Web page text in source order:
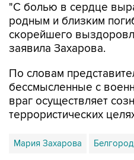
"С болью в сердце
родным и близким
скорейшего
заявила Захарова.
По словам
бессмысленные с
враг осуществляет
террористических
Мария Захарова Белгород